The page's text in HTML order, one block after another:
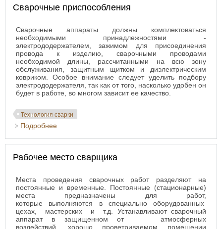
Сварочные приспособления
Сварочные аппараты должны комплектоваться
необходимыми принадлежностями -
электрододержателем, зажимом для присоединения
провода к изделию, сварочными проводами
необходимой длины, рассчитанными на всю зону
обслуживания, защитным щитком и диэлектрическим
ковриком. Особое внимание следует уделить подбору
электрододержателя, так как от того, насколько удобен он
будет в работе, во многом зависит ее качество.
Технология сварки
Подробнее
Рабочее место сварщика
Места проведения сварочных работ разделяют на
постоянные и временные. Постоянные (стационарные)
места предназначены для работ,
которые выполняются в специально оборудованных
цехах, мастерских и т.д. Устанавливают сварочный
аппарат в защищенном от атмосферных
воздействий, хорошо проветриваемом помещении